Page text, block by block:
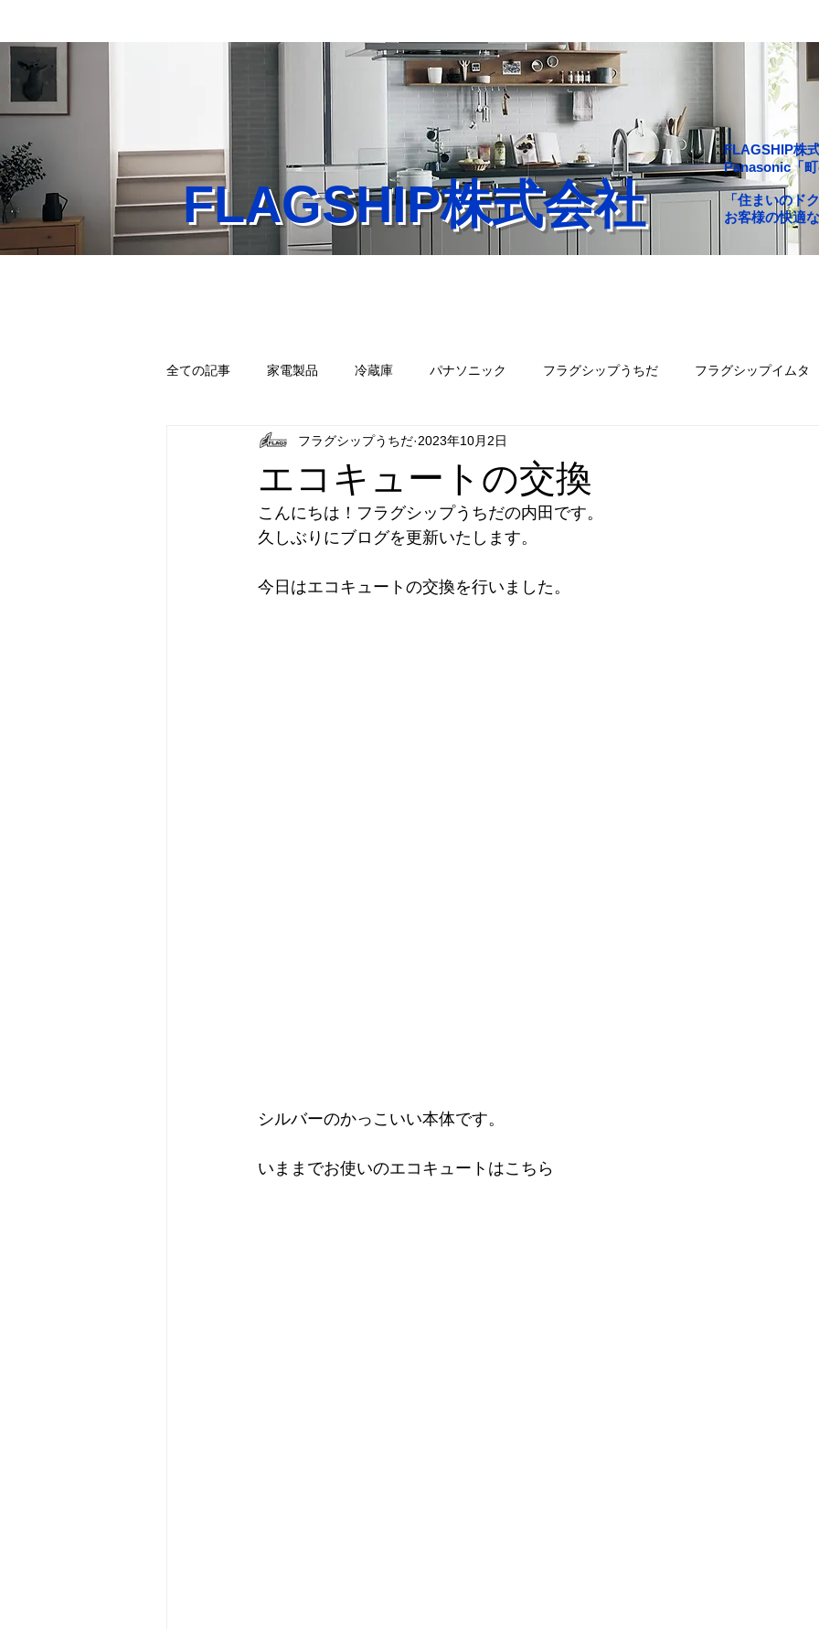
FLAGSHIP株式会社
FLAGSHIP株
Panasonic「
「住まいのド
お客様の快適
全ての記事 家電製品 冷蔵庫 パナソニック フラグシップうちだ フラグシップイムタ
フラグシップキョウエイ フラグシップいちはし
パナソニック補聴器 炊飯器 エコキュート セール
エコキュートの交換
フラグシップうちだ 2023年10月2日
こんにちは！フラグシップうちだの内田です。
久しぶりにブログを更新いたします。
今日はエコキュートの交換を行いました。
シルバーのかっこいい本体です。
いままでお使いのエコキュートはこちら